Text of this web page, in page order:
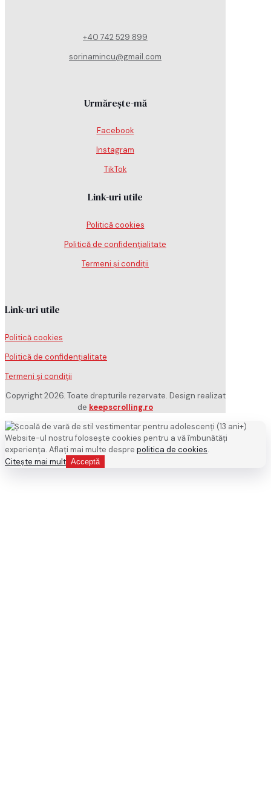
+40 742 529 899
sorinamincu@gmail.com
Urmărește-mă
Facebook
Instagram
TikTok
Link-uri utile
Politică cookies
Politică de confidențialitate
Termeni și condiții
Link-uri utile
Politică cookies
Politică de confidențialitate
Termeni și condiții
Copyright 2026. Toate drepturile rezervate. Design realizat
de keepscrolling.ro
Website-ul nostru folosește cookies pentru a vă îmbunătăți
experiența. Aflați mai multe despre politica de cookies.
Citește mai mult Acceptă